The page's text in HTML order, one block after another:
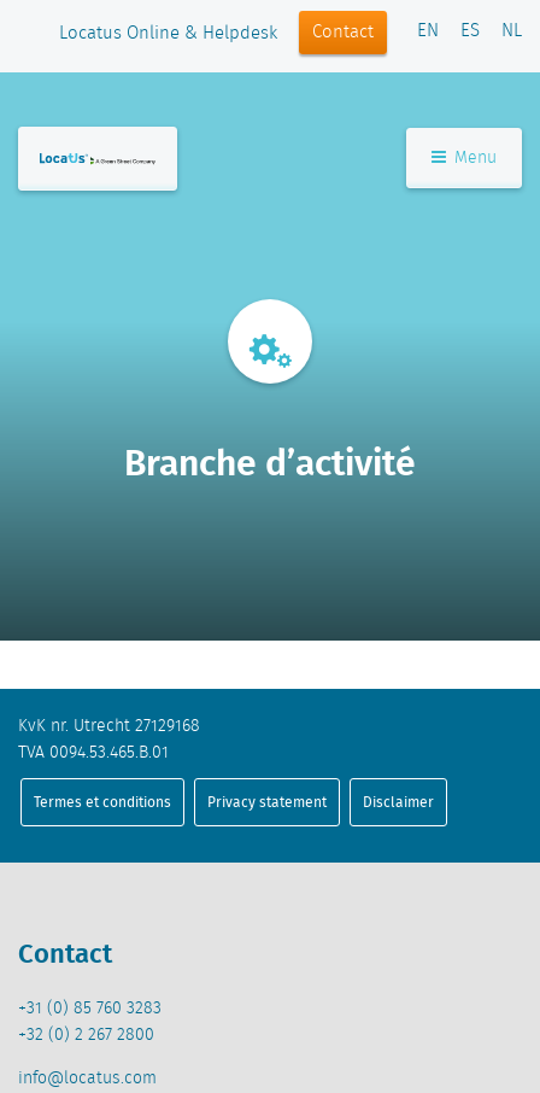
Locatus Online & Helpdesk Contact EN ES NL
Menu
Branche d’activité
KvK nr. Utrecht 27129168
TVA 0094.53.465.B.01
Termes et conditions Privacy statement Disclaimer
Contact
+31 (0) 85 760 3283
+32 (0) 2 267 2800
info@locatus.com